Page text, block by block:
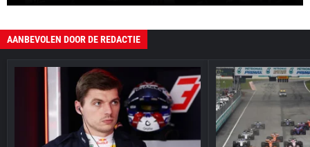
AANBEVOLEN DOOR DE REDACTIE